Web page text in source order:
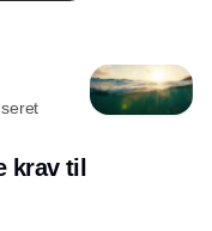
krav til